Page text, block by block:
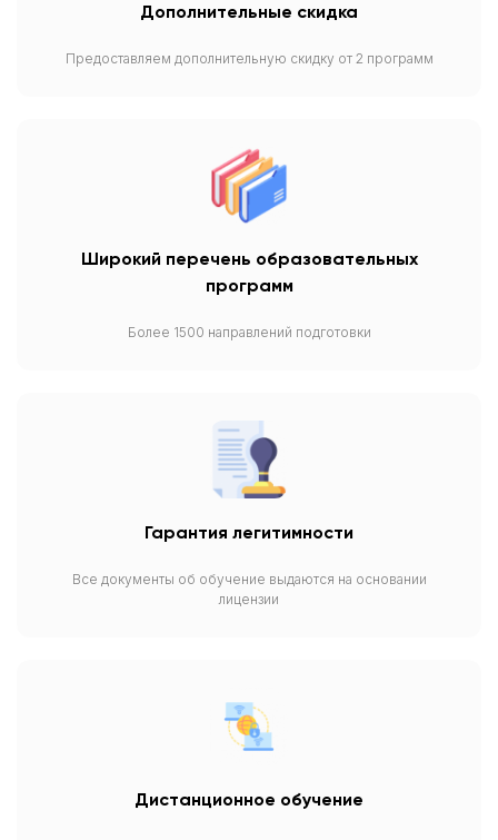
Дополнительные скидка
Предоставляем дополнительную скидку от 2 программ
Широкий перечень образовательных
программ
Более 1500 направлений подготовки
Гарантия легитимности
Все документы об обучение выдаются на основании
лицензии
Дистанционное обучение